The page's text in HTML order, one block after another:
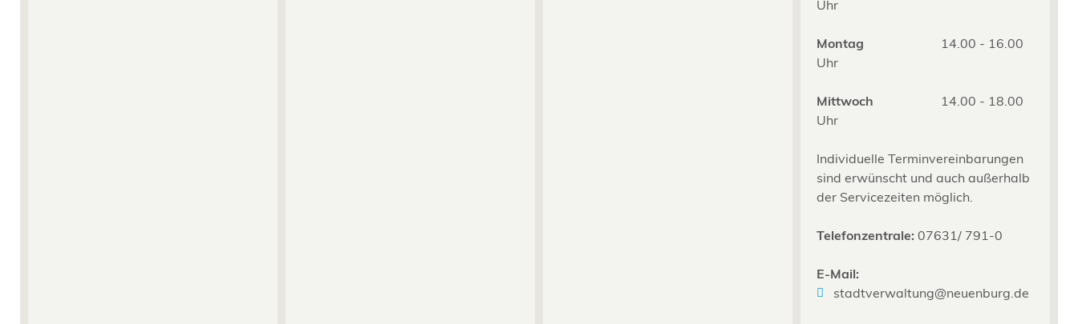
Uhr
Montag
14.00 - 16.00
Uhr
Mittwoch
14.00 - 18.00
Uhr
Individuelle Terminvereinbarungen
sind erwünscht und auch außerhalb
der Servicezeiten möglich.
Telefonzentrale: 07631/ 791-0
E-Mail:
stadtverwaltung@neuenburg.de